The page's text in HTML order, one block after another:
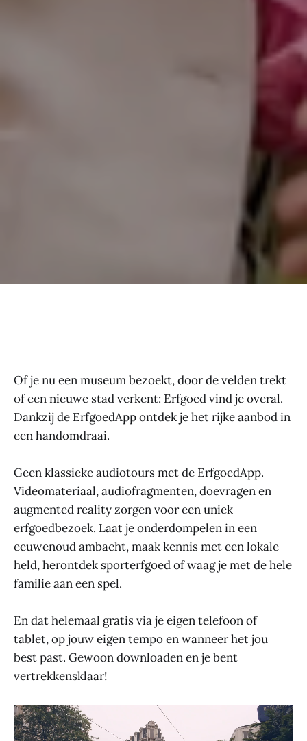
Of je nu een museum bezoekt, door de velden trekt
of een nieuwe stad verkent: Erfgoed vind je overal.
Dankzij de ErfgoedApp ontdek je het rijke aanbod in
een handomdraai.
Geen klassieke audiotours met de ErfgoedApp.
Videomateriaal, audiofragmenten, doevragen en
augmented reality zorgen voor een uniek
erfgoedbezoek. Laat je onderdompelen in een
eeuwenoud ambacht, maak kennis met een lokale
held, herontdek sporterfgoed of waag je met de hele
familie aan een spel.
En dat helemaal gratis via je eigen telefoon of
tablet, op jouw eigen tempo en wanneer het jou
best past. Gewoon downloaden en je bent
vertrekkensklaar!